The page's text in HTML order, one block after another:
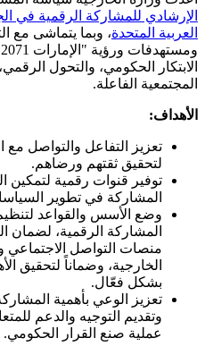
الإرشادي للمشاركة الرقمية في
العربية المتحدة، وبما يتماشى مع
الابتكار الحكومي، والتحول
المجتمعية الفاعلة.
الأهداف:
تعزيز التفاعل والتواصل مع
لتحقيق ثقتهم ورضاهم.
توفير قنوات رقمية
المشاركة في تطوير
وضع الأسس والقواعد
المشاركة الرقمية، لضمان
منصات التواصل الاجتماعي
الخارجية، وضماناً لتحقيق
بشكل فعّال.
تعزيز الوعي بأهمية
وتقديم التوجيه والدعم
عملية صنع القرار الحكومي.